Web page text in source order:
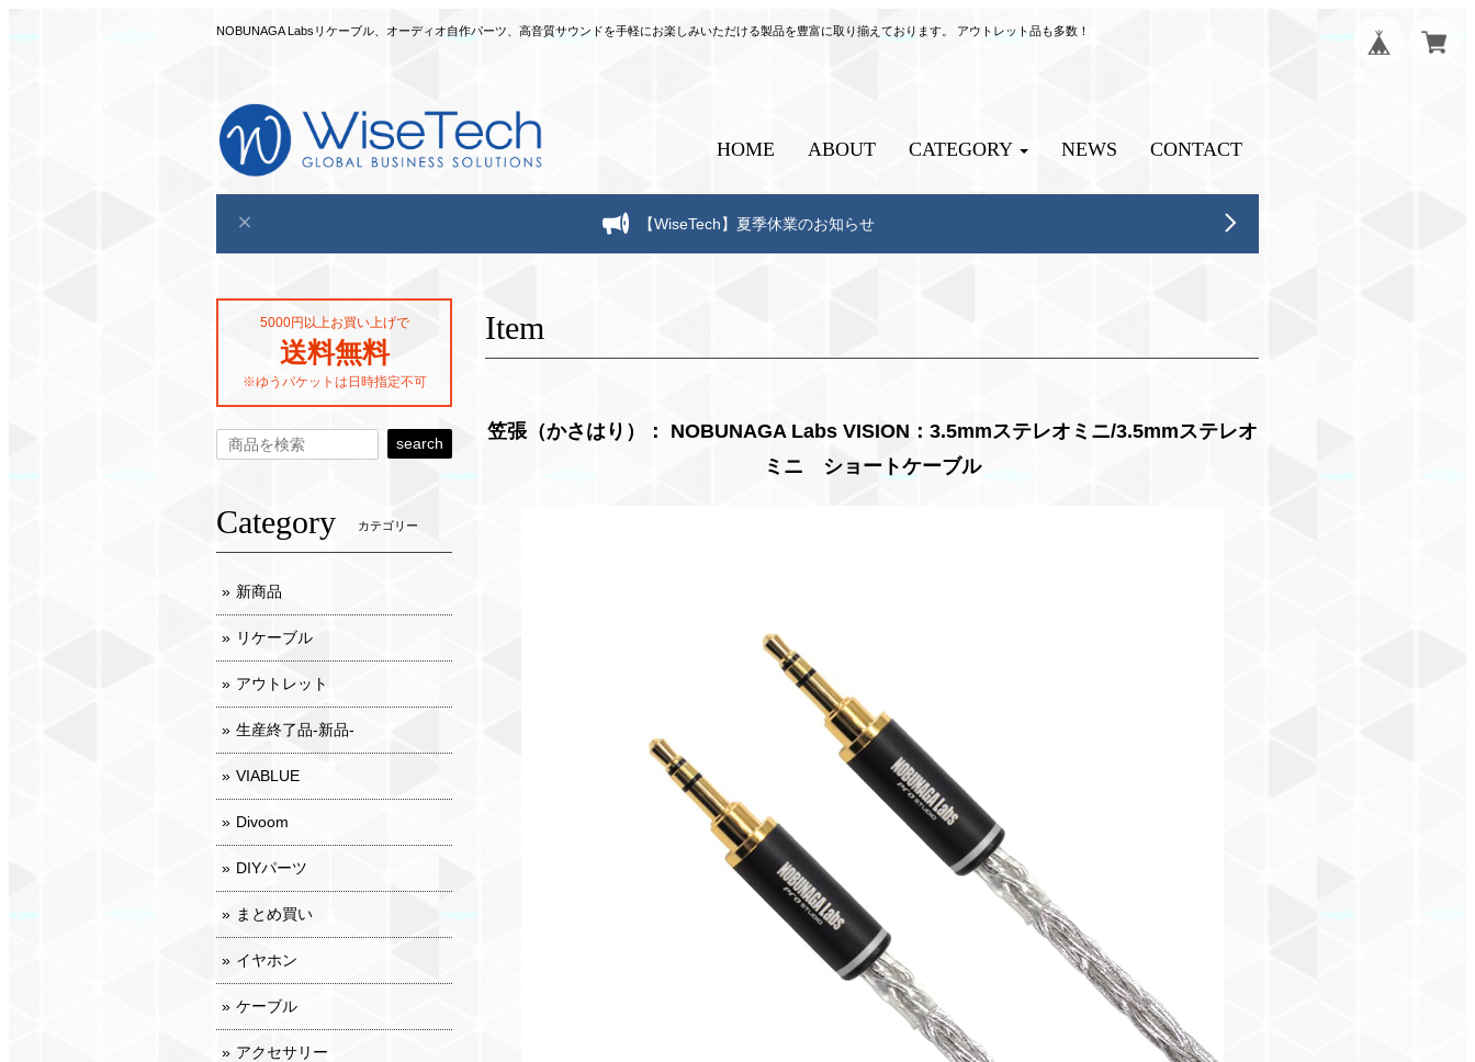
NOBUNAGA Labsリケーブル、オーディオ自作パーツ、高音質サウンドを手軽にお楽しみいただける製品を豊富に取り揃えております。 アウトレット品も多数！
HOME ABOUT CATEGORY NEWS CONTACT
【WiseTech】夏季休業のお知らせ
Item
笠張（かさはり）： NOBUNAGA Labs VISION：3.5mmステレオミニ/3.5mmステレオ
ミニ ショートケーブル
5000円以上お買い上げで
送料無料
※ゆうパケットは日時指定不可
search
Category カテゴリー
新商品
リケーブル
アウトレット
生産終了品-新品-
VIABLUE
Divoom
DIYパーツ
まとめ買い
イヤホン
ケーブル
アクセサリー